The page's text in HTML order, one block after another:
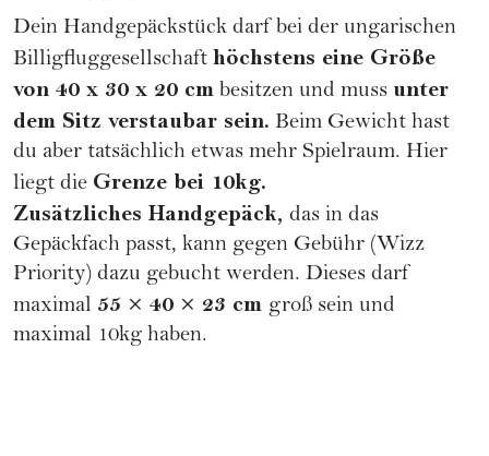
Dein Handgepäckstück darf bei der ungarischen
Billigfluggesellschaft höchstens eine Größe
von 40 x 30 x 20 cm besitzen und muss unter
dem Sitz verstaubar sein. Beim Gewicht hast
du aber tatsächlich etwas mehr Spielraum. Hier
liegt die Grenze bei 10kg.
Zusätzliches Handgepäck, das in das
Gepäckfach passt, kann gegen Gebühr (Wizz
Priority) dazu gebucht werden. Dieses darf
maximal 55 × 40 × 23 cm groß sein und
maximal 10kg haben.